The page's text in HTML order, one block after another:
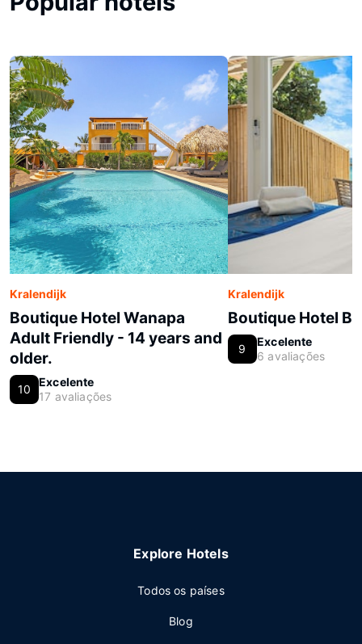
Kralendijk
Boutique Hotel Wanapa
Adult Friendly - 14 years and
older.
10
Excelente
17 avaliações
Kralendijk
Boutique Hotel
9
Excelente
6 avaliações
Explore Hotels
Todos os países
Blog